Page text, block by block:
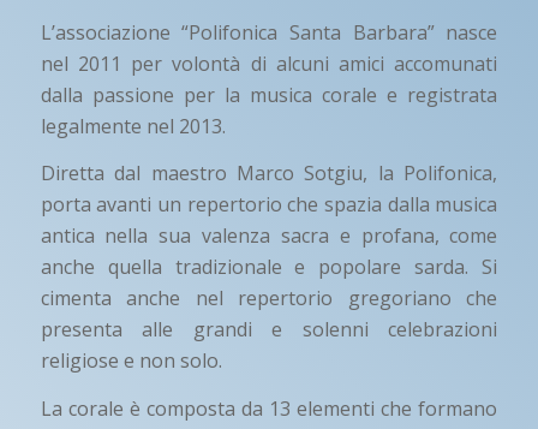
L’associazione “Polifonica Santa Barbara” nasce
nel 2011 per volontà di alcuni amici accomunati
dalla passione per la musica corale e registrata
legalmente nel 2013.
Diretta dal maestro Marco Sotgiu, la Polifonica,
porta avanti un repertorio che spazia dalla musica
antica nella sua valenza sacra e profana, come
anche quella tradizionale e popolare sarda. Si
cimenta anche nel repertorio gregoriano che
presenta alle grandi e solenni celebrazioni
religiose e non solo.
La corale è composta da 13 elementi che formano